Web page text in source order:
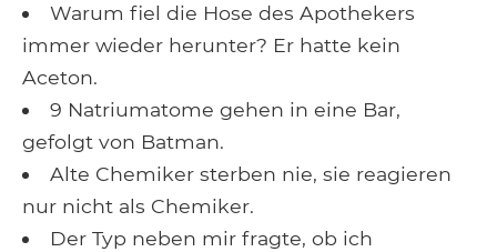
Warum fiel die Hose des Apothekers
immer wieder herunter? Er hatte kein
Aceton.
9 Natriumatome gehen in eine Bar,
gefolgt von Batman.
Alte Chemiker sterben nie, sie reagieren
nur nicht als Chemiker.
Der Typ neben mir fragte, ob ich